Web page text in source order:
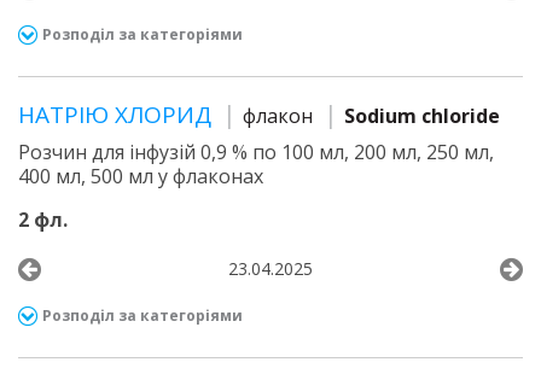
Розподіл за категоріями
НАТРІЮ ХЛОРИД флакон
Sodium chloride
Розчин для інфузій 0,9 % по 100 мл, 200 мл, 250 мл,
400 мл, 500 мл у флаконах
2 фл.
23.04.2025
Розподіл за категоріями